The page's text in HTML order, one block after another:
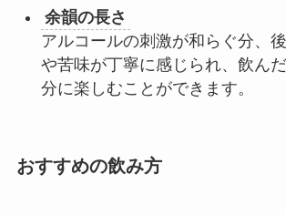
余韻の長さ
アルコールの刺激が和らぐ分、
や苦味が丁寧に感じられ、飲ん
分に楽しむことができます。
おすすめの飲み方